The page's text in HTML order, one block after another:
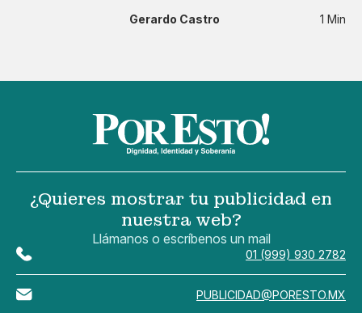
Gerardo Castro 1 Min
¿Quieres mostrar tu publicidad en
nuestra web?
Llámanos o escríbenos un mail
01 (999) 930 2782
PUBLICIDAD@PORESTO.MX